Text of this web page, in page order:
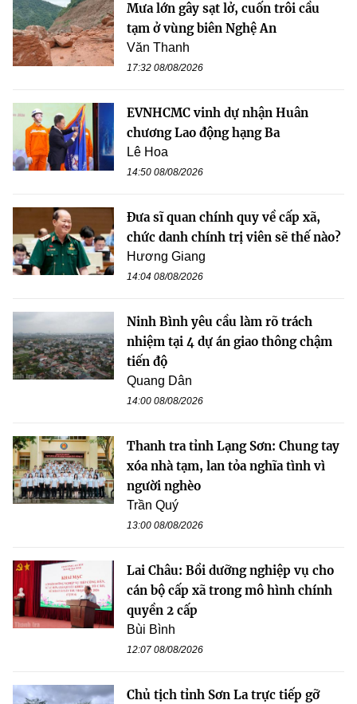
Mưa lớn gây sạt lở, cuốn trôi cầu
tạm ở vùng biên Nghệ An
Văn Thanh
17:32 08/08/2026
EVNHCMC vinh dự nhận Huân
chương Lao động hạng Ba
Lê Hoa
14:50 08/08/2026
Đưa sĩ quan chính quy về cấp xã,
chức danh chính trị viên sẽ thế nào?
Hương Giang
14:04 08/08/2026
Ninh Bình yêu cầu làm rõ trách
nhiệm tại 4 dự án giao thông chậm
tiến độ
Quang Dân
14:00 08/08/2026
Thanh tra tỉnh Lạng Sơn: Chung tay
xóa nhà tạm, lan tỏa nghĩa tình vì
người nghèo
Trần Quý
13:00 08/08/2026
Lai Châu: Bồi dưỡng nghiệp vụ cho
cán bộ cấp xã trong mô hình chính
quyền 2 cấp
Bùi Bình
12:07 08/08/2026
Chủ tịch tỉnh Sơn La trực tiếp gỡ